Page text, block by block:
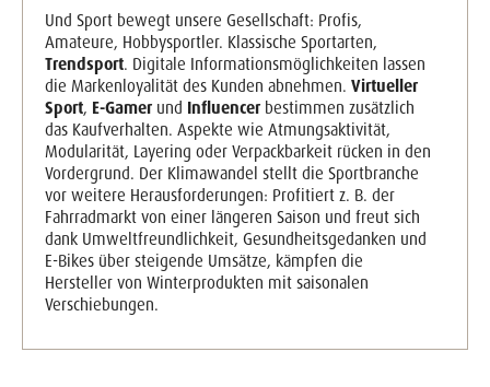
Und Sport bewegt unsere Gesellschaft: Profis,
Amateure, Hobbysportler. Klassische Sportarten,
Trendsport. Digitale Informationsmöglichkeiten lassen
die Markenloyalität des Kunden abnehmen. Virtueller
Sport, E-Gamer und Influencer bestimmen zusätzlich
das Kaufverhalten. Aspekte wie Atmungsaktivität,
Modularität, Layering oder Verpackbarkeit rücken in den
Vordergrund. Der Klimawandel stellt die Sportbranche
vor weitere Herausforderungen: Profitiert z. B. der
Fahrradmarkt von einer längeren Saison und freut sich
dank Umweltfreundlichkeit, Gesundheitsgedanken und
E-Bikes über steigende Umsätze, kämpfen die
Hersteller von Winterprodukten mit saisonalen
Verschiebungen.